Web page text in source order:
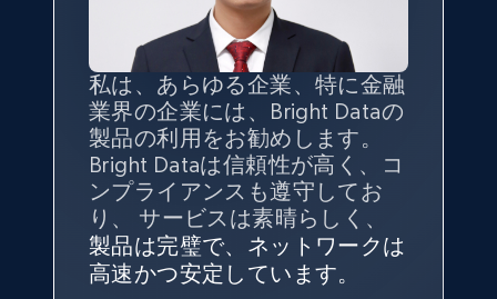
engagement rate, Comment engagement rate,
Like engagement rate, Bio link, Predicted lang,
and more.
8.3K+ 963+ 無料トライアル
TikTok - Profiles - Discover by search URL
and country
私は、あらゆる企業、特に金融
業界の企業には、Bright Dataの
製品の利用をお勧めします。
Bright Dataは信頼性が高く、コ
ンプライアンスも遵守してお
り、 サービスは素晴らしく、
製品は完璧で、ネットワークは
高速かつ安定しています。
インターネットから公開ウェブ
データを収集する機能なしで
は、ブランドがすべての媒体に
向けて紹介されたこと、またそ
の展開先を知りえることはでき
インターネットから公開ウェブ
データを収集する機能なしで
は、ブランドがすべての媒体に
向けて紹介されたこと、またそ
の展開先を知りえることはでき
ず、また、Bright Dataのサポー
トなしでは急成長を遂げること
はできなかったでしょう。
私の経験から言えば、Bright
Dataのサービスは極めて貴重な
ものでした。Bright Dataのおか
げで、当社のニーズを満たすの
に十分な公開ウェブデータを収
データの 質 と量を最大限に確
保することが最も重要であり、
そこでBright Dataとtgndataの
組み合わせが威力を発揮しま
す。
George Koutsoudopoulos
CEO at tgndata
信頼性に非常に感銘を受けてお
り、Bright Dataには全体的に大
変満足しています。アカウント
マネージャーとは定期的な連絡
ルートがあり、非常に協力的で
Bright Dataとの提携には大変満
足しております。全てが順調
で、ネットワークは非常に 安定
しており、 カスタマーサービス
にも満足しています。 サポート